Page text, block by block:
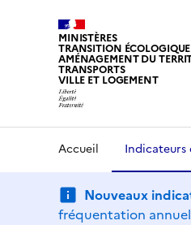
MINISTÈRES
TRANSITION ÉCOLOGIQUE
AMÉNAGEMENT DU
TRANSPORTS
VILLE ET LOGEMENT
Accueil
Nouveaux
fréquentation